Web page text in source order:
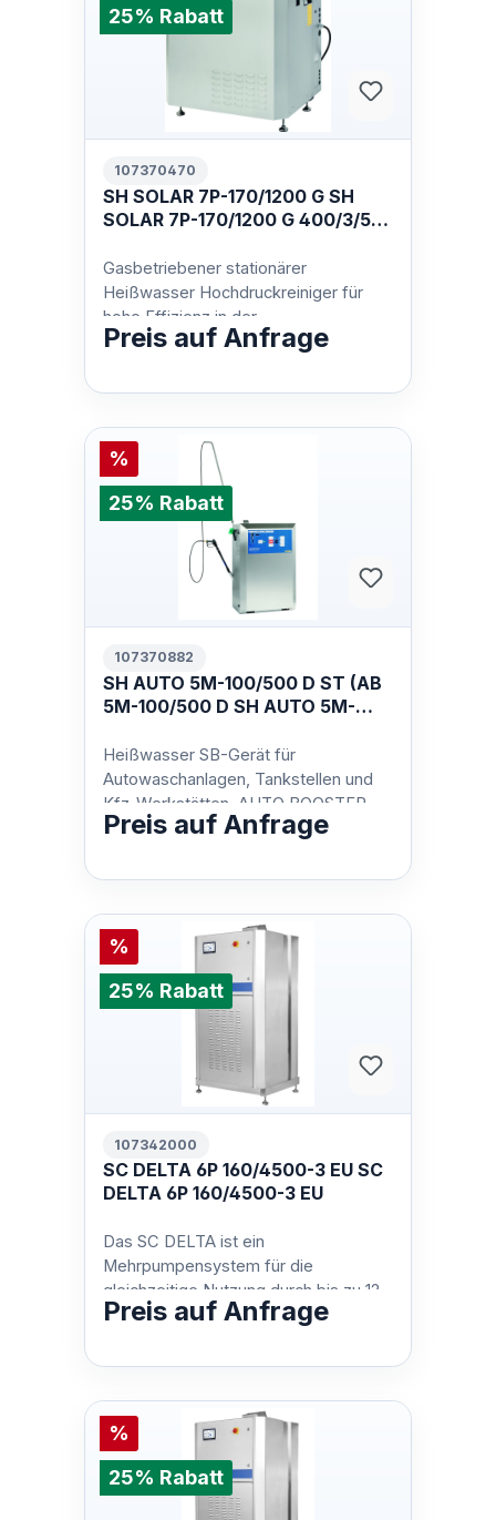
25% Rabatt
107370470
SH SOLAR 7P-170/1200 G SH
SOLAR 7P-170/1200 G 400/3/50
Gasbetriebener stationärer
Heißwasser Hochdruckreiniger für
hohe Effizienz in der
Automobilbranche und der
Preis auf Anfrage
%
25% Rabatt
107370882
SH AUTO 5M-100/500 D ST (AB
5M-100/500 D SH AUTO 5M-
Heißwasser SB-Gerät für
Autowaschanlagen, Tankstellen und
Kfz-Werkstätten. AUTO BOOSTER
stehen für niedrige Betriebskosten
Preis auf Anfrage
%
25% Rabatt
107342000
SC DELTA 6P 160/4500-3 EU SC
DELTA 6P 160/4500-3 EU
Das SC DELTA ist ein
Mehrpumpensystem für die
gleichzeitige Nutzung durch bis zu 12
Anwender. Die Geräte verfügen über
Preis auf Anfrage
%
25% Rabatt